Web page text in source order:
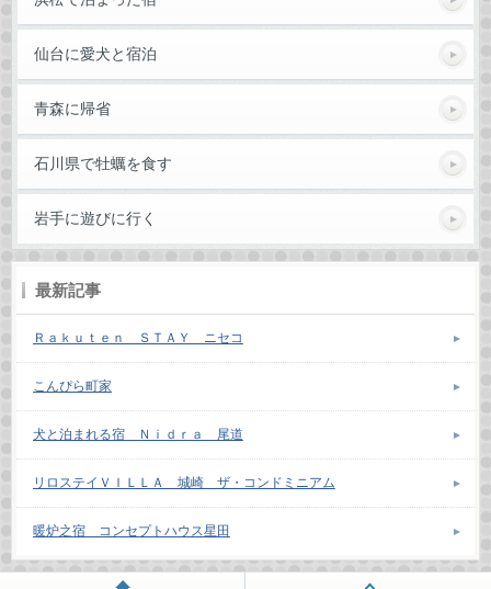
仙台に愛犬と宿泊
青森に帰省
石川県で牡蠣を食す
岩手に遊びに行く
最新記事
Ｒａｋｕｔｅｎ ＳＴＡＹ ニセコ
こんぴら町家
犬と泊まれる宿 Ｎｉｄｒａ 尾道
リロステイＶＩＬＬＡ 城崎 ザ・コンドミニアム
暖炉之宿 コンセプトハウス星田